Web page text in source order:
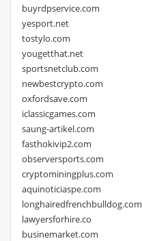
buyrdpservice.com
yesport.net
tostylo.com
yougetthat.net
sportsnetclub.com
newbestcrypto.com
oxfordsave.com
iclassicgames.com
saung-artikel.com
fasthokivip2.com
observersports.com
cryptominingplus.com
aquinoticiaspe.com
longhairedfrenchbulldog.com
lawyersforhire.co
businemarket.com